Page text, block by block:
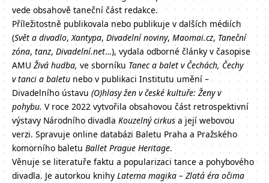
vede obsahově taneční část redakce.
Příležitostně publikovala nebo publikuje v dalších médiích
(Svět a divadlo,Xantypa, Divadelní noviny, Maomai.cz, Taneční
zóna, tanz, Divadelní.net…), vydala odborné články v časopise
AMUŽivá hudba, ve sborníku Tanec a balet v Čechách, Čechy
v tanci a baletu nebo v publikaci Institutu umění –
Divadelního ústavu (O)hlasy žen v české kultuře: Ženy v
pohybu. V roce 2022 vytvořila obsahovou část retrospektivní
výstavy Národního divadla Kouzelný cirkusa její webovou
verzi. Spravuje online databázi Baletu Praha a Pražského
komorního baletuBallet Prague Heritage.
Věnuje se literatuře faktu a popularizaci tance a pohybového
divadla. Je autorkou knihy Laterna magika – Zlatá éra očima